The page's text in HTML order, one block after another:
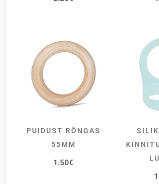
LISA KORVI
PUIDUST RÕNGAS
55MM
1.50€